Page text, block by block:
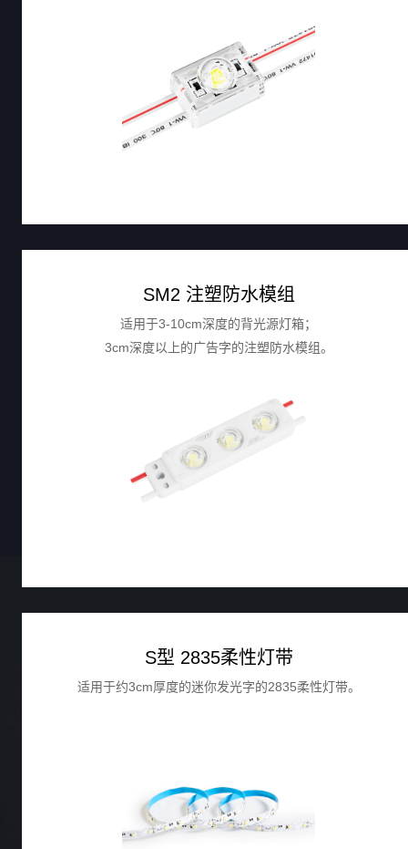
SM2 注塑防水模组
适用于3-10cm深度的背光源灯箱；
3cm深度以上的广告字的注塑防水模组。
S型 2835柔性灯带
适用于约3cm厚度的迷你发光字的2835柔性灯带。